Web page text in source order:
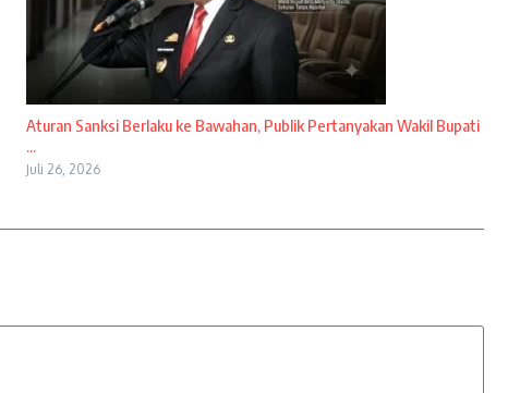
Aturan Sanksi Berlaku ke Bawahan, Publik Pertanyakan Wakil Bupati
...
Juli 26, 2026